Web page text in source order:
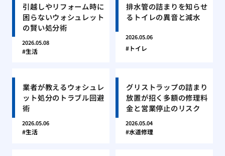
引越しやリフォーム時に
困らないウォシュレット
の賢い処分術
2026.05.08
生活
排水管の詰まりを知らせ
るトイレの異音と減水
2026.05.06
トイレ
業者が教えるウォシュレ
ット処分のトラブル回避
術
2026.05.06
生活
グリストラップの詰まり
放置が招く多額の修理料
金と営業停止のリスク
2026.05.04
水道修理